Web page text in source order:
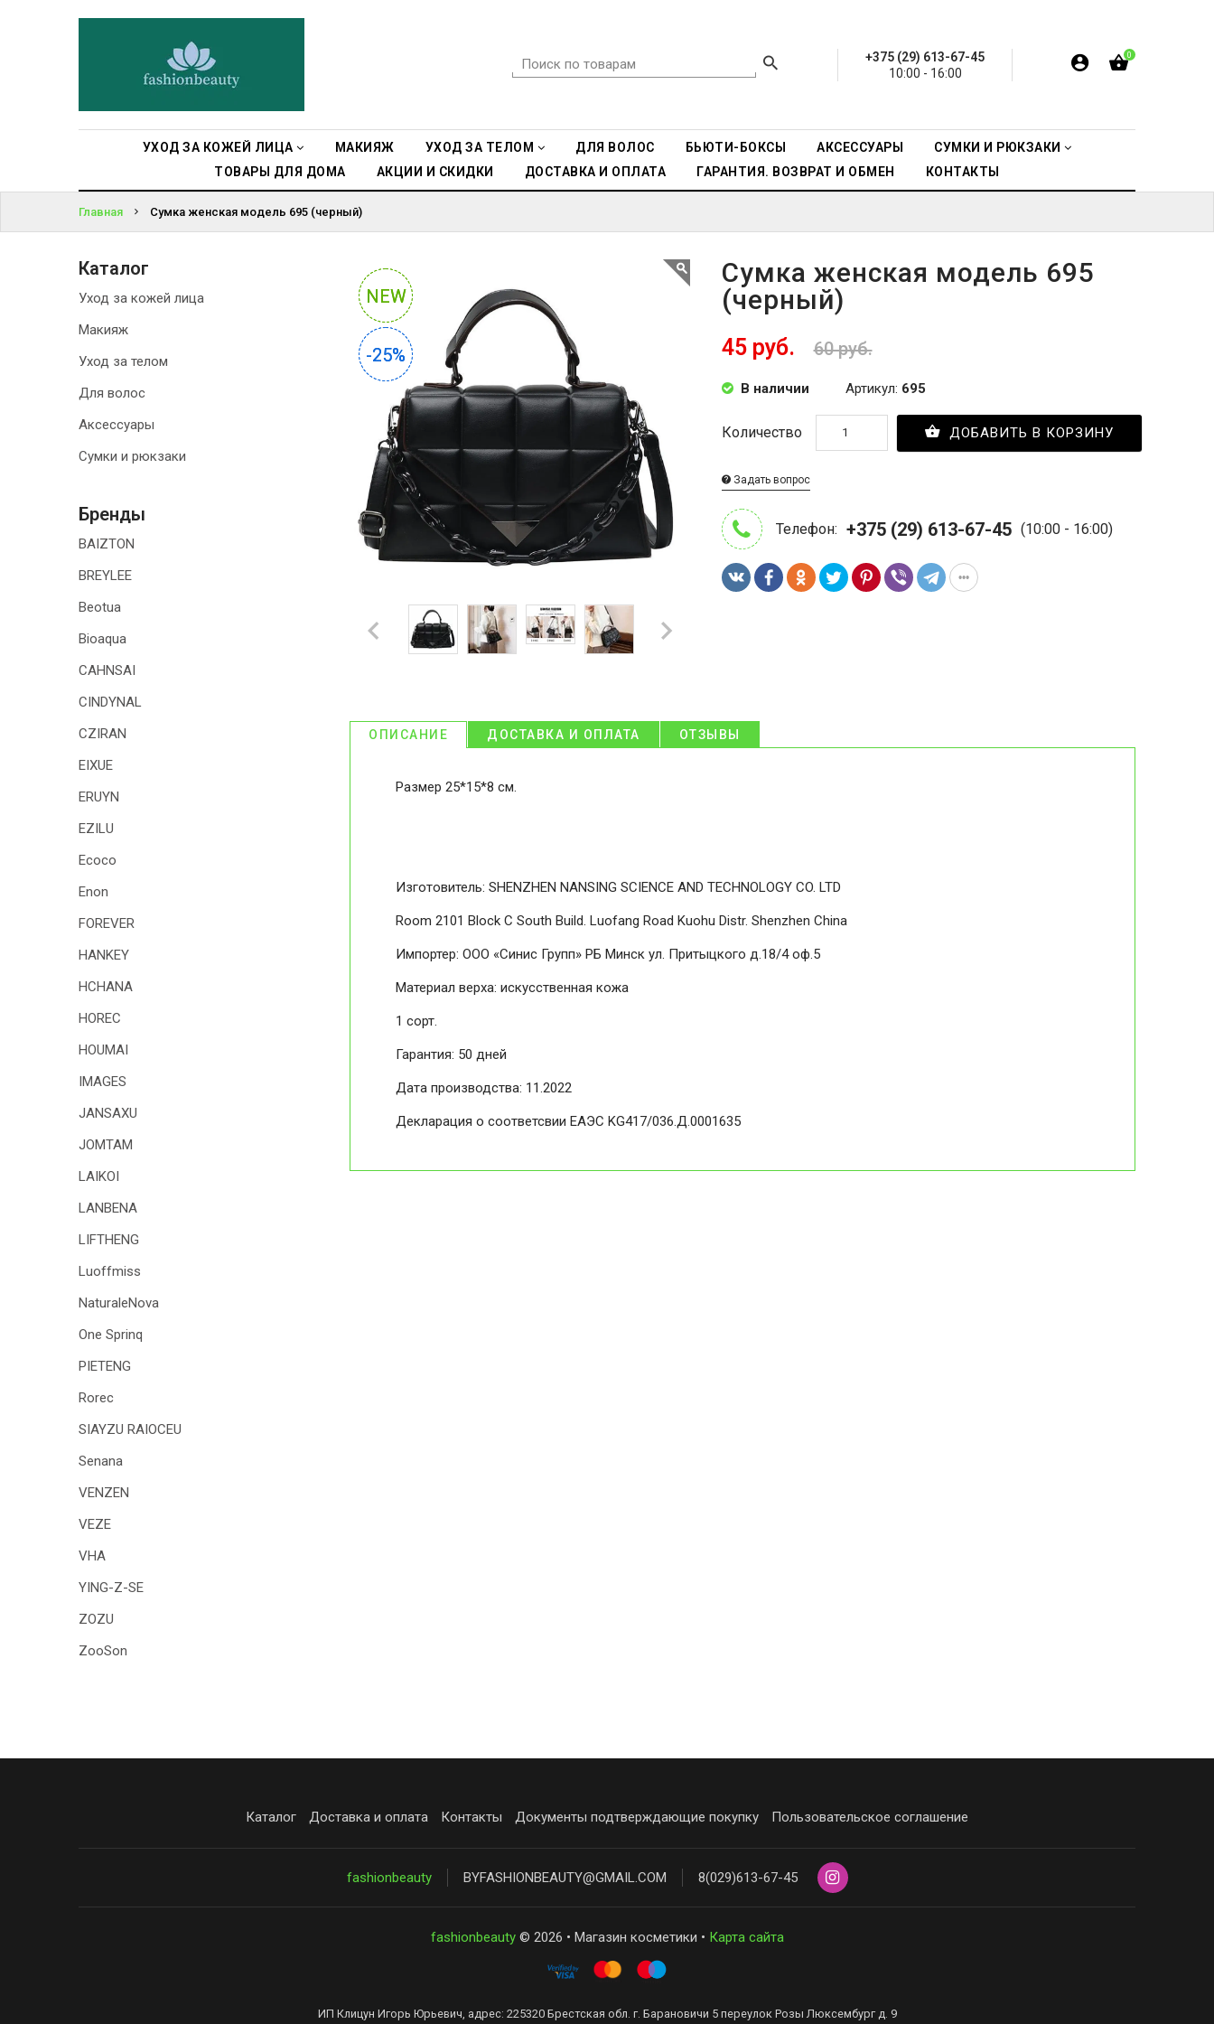
+375 (29) 613-67-45
10:00 - 16:00
0
УХОД ЗА КОЖЕЙ ЛИЦА МАКИЯЖ УХОД ЗА ТЕЛОМ ДЛЯ ВОЛОС БЬЮТИ-БОКСЫ АКСЕССУАРЫ
СУМКИ И РЮКЗАКИ
ТОВАРЫ ДЛЯ ДОМА
АКЦИИ И СКИДКИ ДОСТАВКА И ОПЛАТА ГАРАНТИЯ. ВОЗВРАТ И ОБМЕН КОНТАКТЫ
ДЛЯ ВОЛОС
ТОВАРЫ ДЛЯ
ВОЗВРАТ И
КОНТАКТЫ
ВОЙТИ
ПАРОЛЬ?
Главная Сумка женская модель 695 (черный)
NEW
-25%
NEW
-25%
Сумка женская модель 695
(черный)
45 руб. 60 руб.
В наличии Артикул: 695
Количество ДОБАВИТЬ В КОРЗИНУ
Задать вопрос
Телефон: +375 (29) 613-67-45 (10:00 - 16:00)
ОПИСАНИЕ ДОСТАВКА И ОПЛАТА ОТЗЫВЫ
Размер 25*15*8 см.
Изготовитель: SHENZHEN NANSING SCIENCE AND TECHNOLOGY CO. LTD
Room 2101 Block C South Build. Luofang Road Kuohu Distr. Shenzhen China
Импортер: ООО «Синис Групп» РБ Минск ул. Притыцкого д.18/4 оф.5
Материал верха: искусственная кожа
1 сорт.
Гарантия: 50 дней
Дата производства: 11.2022
Декларация о соответсвии ЕАЭС KG417/036.Д.0001635
Каталог
Уход за кожей лица
Макияж
Уход за телом
Для волос
Аксессуары
Сумки и рюкзаки
Бренды
BAIZTON
BREYLEE
Beotua
Bioaqua
CAHNSAI
CINDYNAL
CZIRAN
EIXUE
ERUYN
EZILU
Ecoco
Enon
FOREVER
HANKEY
HCHANA
HOREC
HOUMAI
IMAGES
JANSAXU
JOMTAM
LAIKOI
LANBENA
LIFTHENG
Luoffmiss
NaturaleNova
One Sprinq
PIETENG
Rorec
SIAYZU RAIOCEU
Senana
VENZEN
VEZE
VHA
YING-Z-SE
ZOZU
ZooSon
Каталог Доставка и оплата Контакты Документы подтверждающие покупку Пользовательское соглашение
fashionbeauty BYFASHIONBEAUTY@GMAIL.COM 8(029)613-67-45
fashionbeauty© 2026 • Магазин косметики • Карта сайта
ИП Клицун Игорь Юрьевич, адрес: 225320 Брестская обл. г. Барановичи 5 переулок Розы Люксембург д. 9